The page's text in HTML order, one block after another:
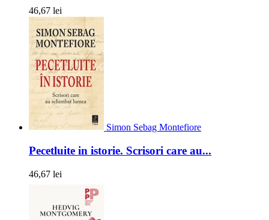
46,67 lei
Simon Sebag Montefiore
Pecetluite in istorie. Scrisori care au...
46,67 lei